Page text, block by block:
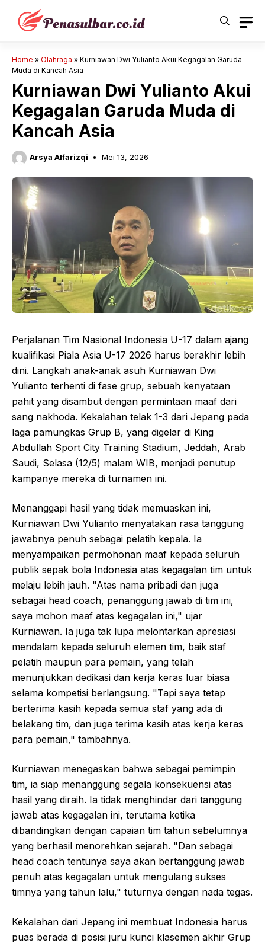
Langsung
Home » Olahraga » Kurniawan Dwi Yulianto Akui Kegagalan Garuda
Muda di Kancah Asia
Kurniawan Dwi Yulianto Akui
Kegagalan Garuda Muda di
Kancah Asia
Arsya Alfarizqi Mei 13, 2026
Perjalanan Tim Nasional Indonesia U-17 dalam ajang
kualifikasi Piala Asia U-17 2026 harus berakhir lebih
dini. Langkah anak-anak asuh Kurniawan Dwi
Yulianto terhenti di fase grup, sebuah kenyataan
pahit yang disambut dengan permintaan maaf dari
sang nakhoda. Kekalahan telak 1-3 dari Jepang pada
laga pamungkas Grup B, yang digelar di King
Abdullah Sport City Training Stadium, Jeddah, Arab
Saudi, Selasa (12/5) malam WIB, menjadi penutup
kampanye mereka di turnamen ini.
Menanggapi hasil yang tidak memuaskan ini,
Kurniawan Dwi Yulianto menyatakan rasa tanggung
jawabnya penuh sebagai pelatih kepala. Ia
menyampaikan permohonan maaf kepada seluruh
publik sepak bola Indonesia atas kegagalan tim untuk
melaju lebih jauh. "Atas nama pribadi dan juga
sebagai head coach, penanggung jawab di tim ini,
saya mohon maaf atas kegagalan ini," ujar
Kurniawan. Ia juga tak lupa melontarkan apresiasi
mendalam kepada seluruh elemen tim, baik staf
pelatih maupun para pemain, yang telah
menunjukkan dedikasi dan kerja keras luar biasa
selama kompetisi berlangsung. "Tapi saya tetap
berterima kasih kepada semua staf yang ada di
belakang tim, dan juga terima kasih atas kerja keras
para pemain," tambahnya.
Kurniawan menegaskan bahwa sebagai pemimpin
tim, ia siap menanggung segala konsekuensi atas
hasil yang diraih. Ia tidak menghindar dari tanggung
jawab atas kegagalan ini, terutama ketika
dibandingkan dengan capaian tim tahun sebelumnya
yang berhasil menorehkan sejarah. "Dan sebagai
head coach tentunya saya akan bertanggung jawab
penuh atas kegagalan untuk mengulang sukses
timnya yang tahun lalu," tuturnya dengan nada tegas.
Kekalahan dari Jepang ini membuat Indonesia harus
puas berada di posisi juru kunci klasemen akhir Grup